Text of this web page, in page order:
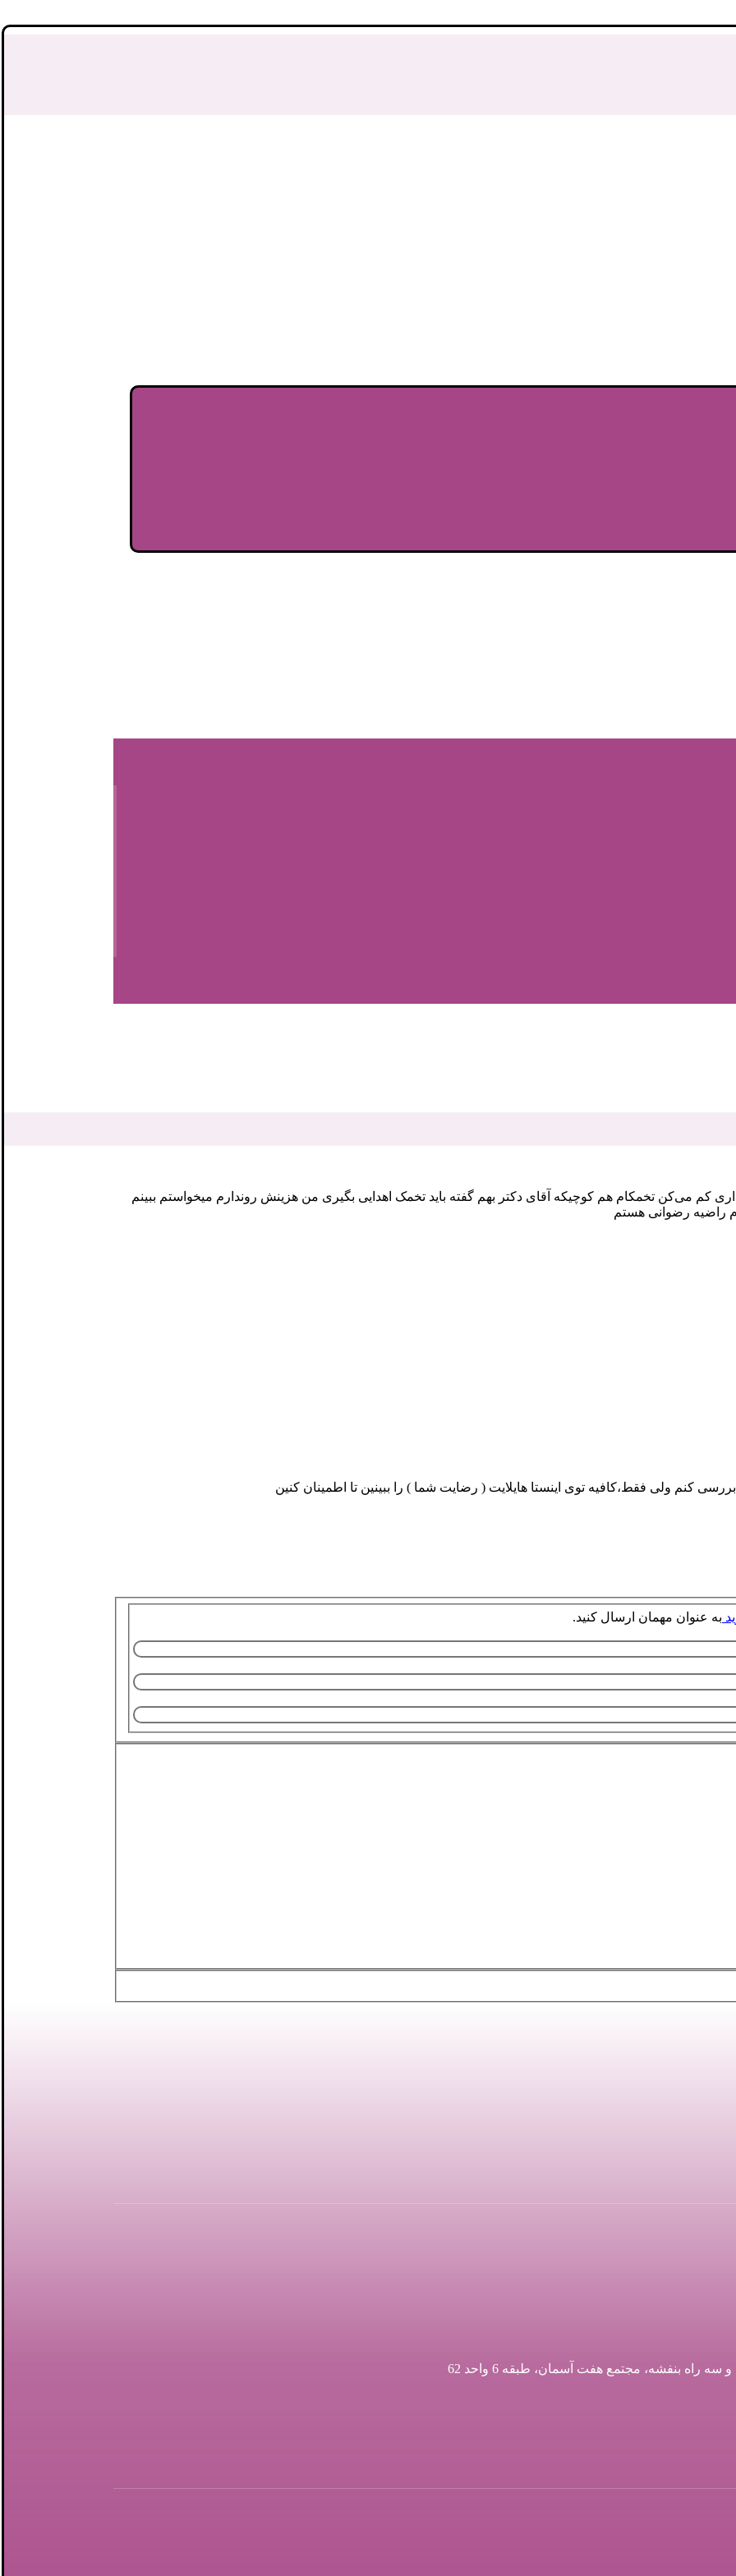
می‌کن تخمکام هم کوچیکه آقای دکتر بهم گفته باید تخمک اهدایی بگیری من هزینش روندارم میخواستم ببینم
کنم ولی فقط،کافیه توی اینستا هایلایت ( رضایت شما ) را ببینین تا اطمینان کنین
به عنوان مهمان ارسال کنید.
بنفشه، مجتمع هفت آسمان، طبقه 6 واحد 62